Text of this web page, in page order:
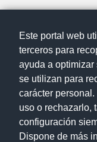
Este portal web
terceros para
ayuda a
se utilizan para
carácter
uso o rechazarlo,
configuración
Dispone de más